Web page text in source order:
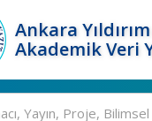
Ankara
Akademik Veri